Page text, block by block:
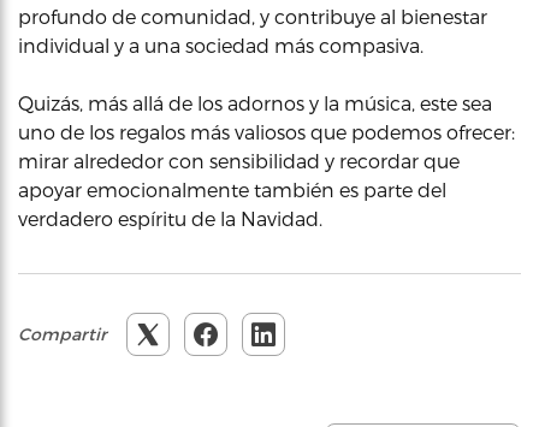
profundo de comunidad, y contribuye al bienestar
individual y a una sociedad más compasiva.
Quizás, más allá de los adornos y la música, este sea
uno de los regalos más valiosos que podemos ofrecer:
mirar alrededor con sensibilidad y recordar que
apoyar emocionalmente también es parte del
verdadero espíritu de la Navidad.
Compartir